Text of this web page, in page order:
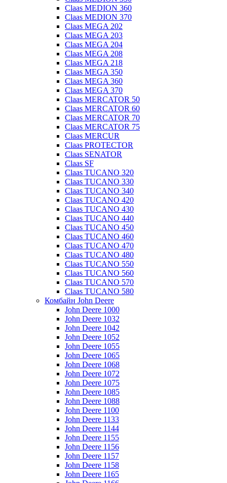
Claas MEDION 360
Claas MEDION 370
Claas MEGA 202
Claas MEGA 203
Claas MEGA 204
Claas MEGA 208
Claas MEGA 218
Claas MEGA 350
Claas MEGA 360
Claas MEGA 370
Claas MERCATOR 50
Claas MERCATOR 60
Claas MERCATOR 70
Claas MERCATOR 75
Claas MERCUR
Claas PROTECTOR
Claas SENATOR
Claas SF
Claas TUCANO 320
Claas TUCANO 330
Claas TUCANO 340
Claas TUCANO 420
Claas TUCANO 430
Claas TUCANO 440
Claas TUCANO 450
Claas TUCANO 460
Claas TUCANO 470
Claas TUCANO 480
Claas TUCANO 550
Claas TUCANO 560
Claas TUCANO 570
Claas TUCANO 580
Комбайн John Deere
John Deere 1000
John Deere 1032
John Deere 1042
John Deere 1052
John Deere 1055
John Deere 1065
John Deere 1068
John Deere 1072
John Deere 1075
John Deere 1085
John Deere 1088
John Deere 1100
John Deere 1133
John Deere 1144
John Deere 1155
John Deere 1156
John Deere 1157
John Deere 1158
John Deere 1165